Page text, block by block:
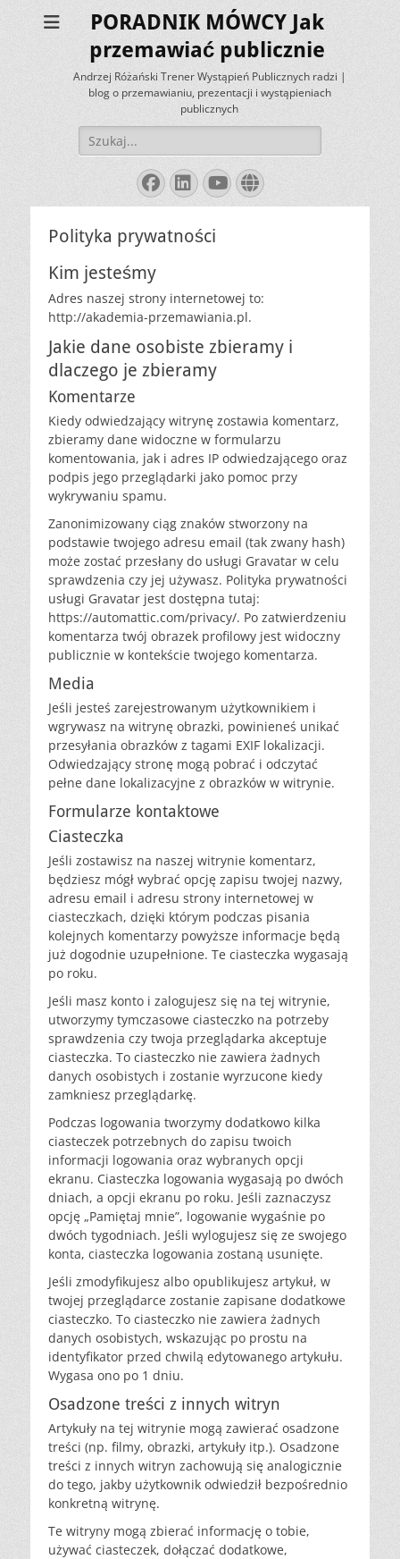
PORADNIK MÓWCY Jak
przemawiać publicznie
Andrzej Różański Trener Wystąpień Publicznych radzi |
blog o przemawianiu, prezentacji i wystąpieniach
publicznych
Szukaj:
Facebook
LinkedIn
YouTube
Website
Polityka prywatności
Kim jesteśmy
Adres naszej strony internetowej to:
http://akademia-przemawiania.pl.
Jakie dane osobiste zbieramy i
dlaczego je zbieramy
Komentarze
Kiedy odwiedzający witrynę zostawia komentarz,
zbieramy dane widoczne w formularzu
komentowania, jak i adres IP odwiedzającego oraz
podpis jego przeglądarki jako pomoc przy
wykrywaniu spamu.
Zanonimizowany ciąg znaków stworzony na
podstawie twojego adresu email (tak zwany hash)
może zostać przesłany do usługi Gravatar w celu
sprawdzenia czy jej używasz. Polityka prywatności
usługi Gravatar jest dostępna tutaj:
https://automattic.com/privacy/. Po zatwierdzeniu
komentarza twój obrazek profilowy jest widoczny
publicznie w kontekście twojego komentarza.
Media
Jeśli jesteś zarejestrowanym użytkownikiem i
wgrywasz na witrynę obrazki, powinieneś unikać
przesyłania obrazków z tagami EXIF lokalizacji.
Odwiedzający stronę mogą pobrać i odczytać
pełne dane lokalizacyjne z obrazków w witrynie.
Formularze kontaktowe
Ciasteczka
Jeśli zostawisz na naszej witrynie komentarz,
będziesz mógł wybrać opcję zapisu twojej nazwy,
adresu email i adresu strony internetowej w
ciasteczkach, dzięki którym podczas pisania
kolejnych komentarzy powyższe informacje będą
już dogodnie uzupełnione. Te ciasteczka wygasają
po roku.
Jeśli masz konto i zalogujesz się na tej witrynie,
utworzymy tymczasowe ciasteczko na potrzeby
sprawdzenia czy twoja przeglądarka akceptuje
ciasteczka. To ciasteczko nie zawiera żadnych
danych osobistych i zostanie wyrzucone kiedy
zamkniesz przeglądarkę.
Podczas logowania tworzymy dodatkowo kilka
ciasteczek potrzebnych do zapisu twoich
informacji logowania oraz wybranych opcji
ekranu. Ciasteczka logowania wygasają po dwóch
dniach, a opcji ekranu po roku. Jeśli zaznaczysz
opcję „Pamiętaj mnie”, logowanie wygaśnie po
dwóch tygodniach. Jeśli wylogujesz się ze swojego
konta, ciasteczka logowania zostaną usunięte.
Jeśli zmodyfikujesz albo opublikujesz artykuł, w
twojej przeglądarce zostanie zapisane dodatkowe
ciasteczko. To ciasteczko nie zawiera żadnych
danych osobistych, wskazując po prostu na
identyfikator przed chwilą edytowanego artykułu.
Wygasa ono po 1 dniu.
Osadzone treści z innych witryn
Artykuły na tej witrynie mogą zawierać osadzone
treści (np. filmy, obrazki, artykuły itp.). Osadzone
treści z innych witryn zachowują się analogicznie
do tego, jakby użytkownik odwiedził bezpośrednio
konkretną witrynę.
Te witryny mogą zbierać informację o tobie,
używać ciasteczek, dołączać dodatkowe,